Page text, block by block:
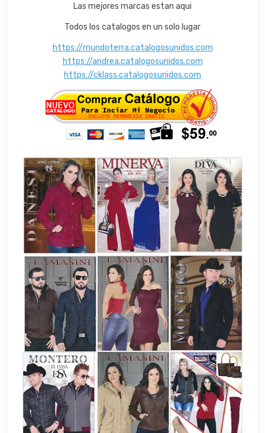
Las mejores marcas estan aqui
Todos los catalogos en un solo lugar
https://mundoterra.catalogosunidos.com
https://andrea.catalogosunidos.com
https://cklass.catalogosunidos.com